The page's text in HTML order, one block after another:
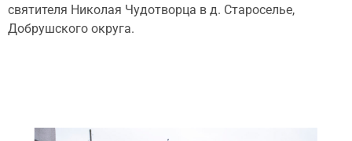
святителя Николая Чудотворца в д. Староселье,
Добрушского округа.